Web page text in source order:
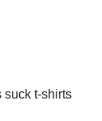
suck t-shirts